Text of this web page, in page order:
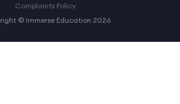
Complaints Policy
© Immerse Education 2026